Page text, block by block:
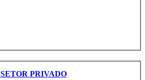
SETOR PRIVADO